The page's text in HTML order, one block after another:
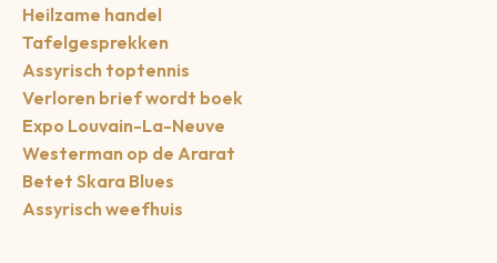
Heilzame handel
Tafelgesprekken
Assyrisch toptennis
Verloren brief wordt boek
Expo Louvain-La-Neuve
Westerman op de Ararat
Betet Skara Blues
Assyrisch weefhuis